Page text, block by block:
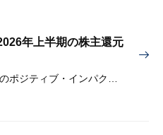
年上半期の株主還元